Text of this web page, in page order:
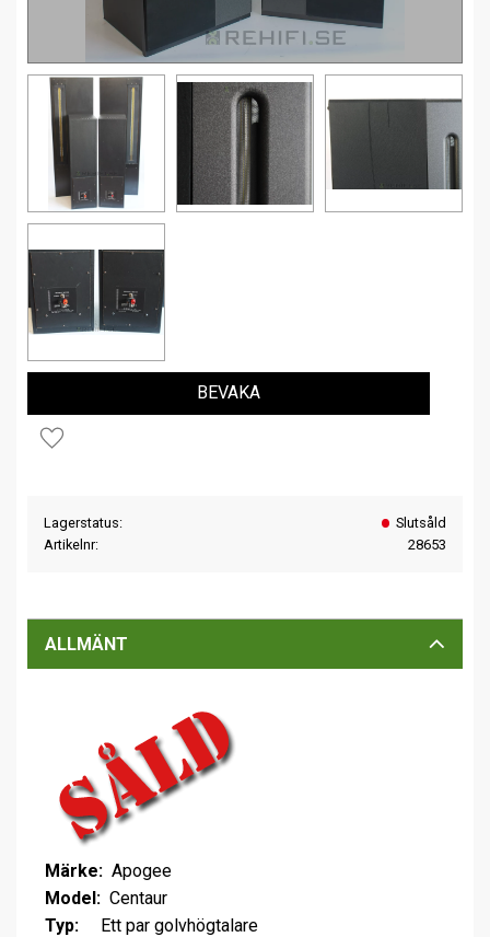
Lägg till i favoriter
BEVAKA
Lagerstatus
Slutsåld
Artikelnr
28653
ALLMÄNT
Märke: Apogee
Model: Centaur
Typ:
Ett par golvhögtalare